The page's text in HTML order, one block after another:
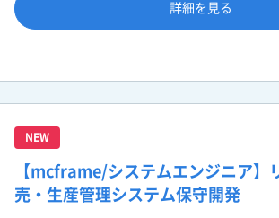
詳細を見る
NEW
【mcframe/システムエンジニア】
売・生産管理システム保守開発